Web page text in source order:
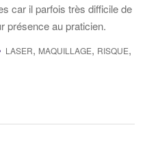
car il parfois très difficile de
présence au praticien.
LASER, MAQUILLAGE, RISQUE,